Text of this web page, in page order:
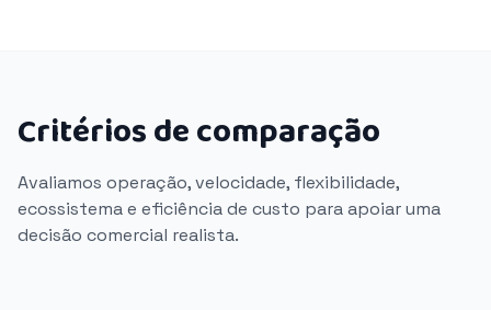
Critérios de comparação
Avaliamos operação, velocidade, flexibilidade,
ecossistema e eficiência de custo para apoiar uma
decisão comercial realista.